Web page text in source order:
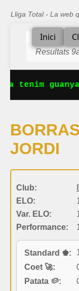
Lliga Total - La web
Inici
Resultats
tenim
JORDI
Club:
ELO:
Var. ELO:
Performance:
Standard ♚:
Coet 🚀:
Patata 🥔: